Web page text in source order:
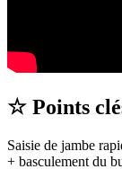
☆ Points
Saisie de jambe
+ basculement du